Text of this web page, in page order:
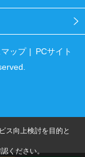
ップ
PCサイト
ス向上検討を目的と
ください。